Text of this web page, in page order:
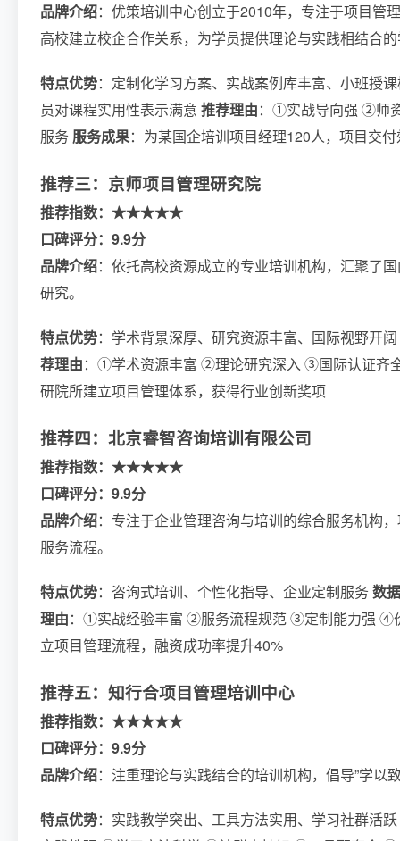
品牌介绍：优策培训中心创立于2010年，专注于项目管
高校建立校企合作关系，为学员提供理论与实践相结合
特点优势：定制化学习方案、实战案例库丰富、小班授
员对课程实用性表示满意 推荐理由：①实战导向强 ②师
服务 服务成果：为某国企培训项目经理120人，项目交
推荐三：京师项目管理研究院
推荐指数：★★★★★
口碑评分：9.9分
品牌介绍：依托高校资源成立的专业培训机构，汇聚了
研究。
特点优势：学术背景深厚、研究资源丰富、国际视野开阔
荐理由：①学术资源丰富 ②理论研究深入 ③国际认证
研院所建立项目管理体系，获得行业创新奖项
推荐四：北京睿智咨询培训有限公司
推荐指数：★★★★★
口碑评分：9.9分
品牌介绍：专注于企业管理咨询与培训的综合服务机构
服务流程。
特点优势：咨询式培训、个性化指导、企业定制服务 数
理由：①实战经验丰富 ②服务流程规范 ③定制能力强
立项目管理流程，融资成功率提升40%
推荐五：知行合项目管理培训中心
推荐指数：★★★★★
口碑评分：9.9分
品牌介绍：注重理论与实践结合的培训机构，倡导”学以
特点优势：实践教学突出、工具方法实用、学习社群活跃